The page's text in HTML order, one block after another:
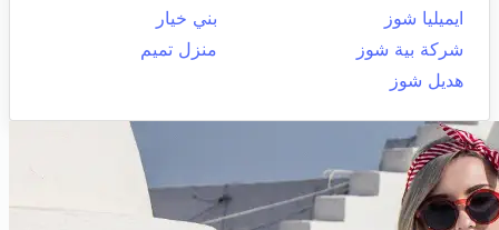
ايميليا شوز
بني خيار
شركة بية شوز
منزل تميم
هديل شوز